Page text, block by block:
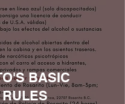
BASIC